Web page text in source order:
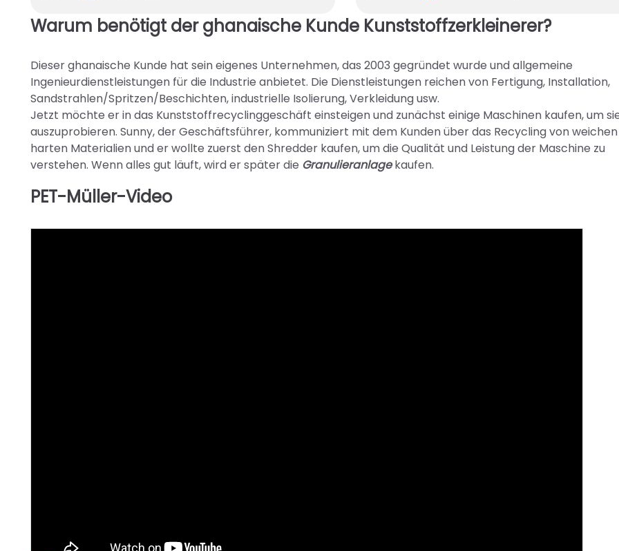
LDPE
Recycling
Warum benötigt der ghanaische Kunde Kunststoffzerkleinerer?
Dieser ghanaische Kunde hat sein eigenes Unternehmen, das 2003 gegründet wurde und allgemeine
Ingenieurdienstleistungen für die Industrie anbietet. Die Dienstleistungen reichen von Fertigung, Installation,
Sandstrahlen/Spritzen/Beschichten, industrielle Isolierung, Verkleidung usw.
Jetzt möchte er in das Kunststoffrecyclinggeschäft einsteigen und zunächst einige Maschinen kaufen, um
auszuprobieren. Sunny, der Geschäftsführer, kommuniziert mit dem Kunden über das Recycling von
harten Materialien und er wollte zuerst den Shredder kaufen, um die Qualität und Leistung der Maschine zu
verstehen. Wenn alles gut läuft, wird er später die Granulieranlagekaufen.
PET-Müller-Video